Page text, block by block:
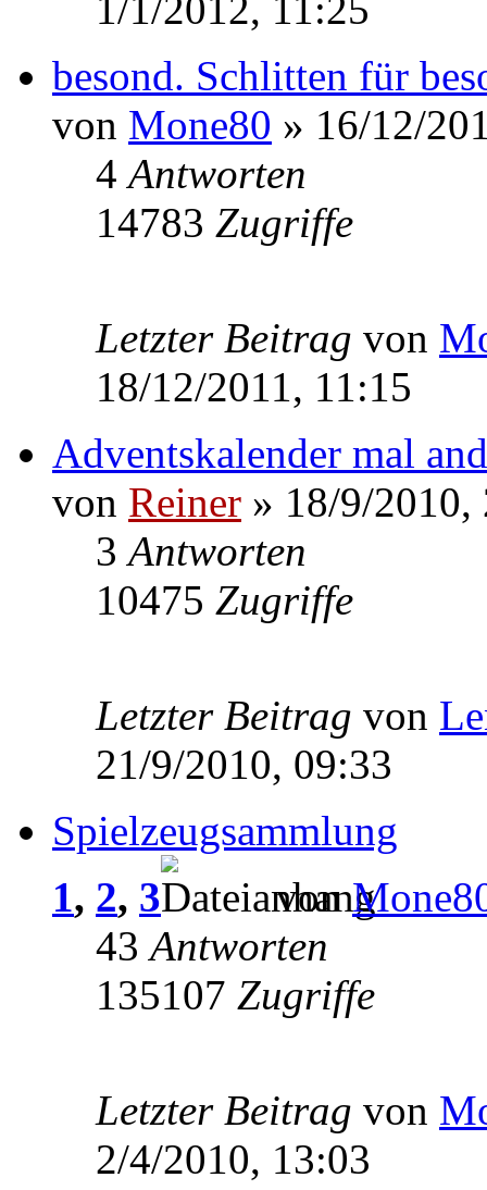
besond. Schlitten für
von Mone80 » 16/12/
4Antworten
14783 Zugriffe
Letzter Beitrag von
18/12/2011, 11:15
Adventskalender mal
von Reiner » 18/9/2010,
3Antworten
10475 Zugriffe
Letzter Beitrag von
21/9/2010, 09:33
Spielzeugsammlung
1, 2, 3 von
43Antworten
135107 Zugriffe
Letzter Beitrag von
2/4/2010, 13:03